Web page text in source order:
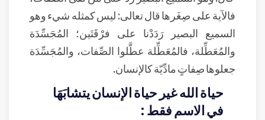
فالآية على صِغَرها قال تعالى: ليس كمثله شيء وهو
السميع البصير رَدَدْنا على فرْقَتَين؛ المُجَسِّدَة
والمُعَطِّلة، فالمُعَطِّلة عطَّلوا الصِّفات، والمُجَسِّدَة
جعلوها صِفاتٍ مادِّيّة كالإنسان.
حياة الله غير حياة الإنسان يتشابَهَا
في الاسم فقط :